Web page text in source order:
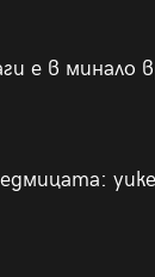
е в минало